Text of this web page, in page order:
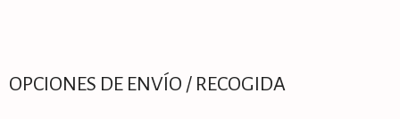
OPCIONES DE ENVÍO / RECOGIDA